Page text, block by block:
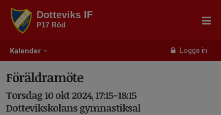
Kalender Logga in
Dotteviks IF
P17 Röd
Föräldramöte
Torsdag 10 okt 2024, 17:15-18:15
Dottevikskolans gymnastiksal